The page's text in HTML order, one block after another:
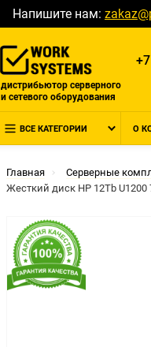
Напишите нам:
дистрибьютор серверного
и сетевого оборудования
ВСЕ КАТЕГОРИИ О
Главная Серверные
Жесткий диск HP 12Tb U1200